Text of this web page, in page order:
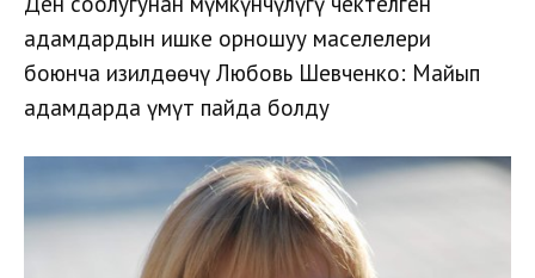
адамдардын ишке орношуу маселелери
боюнча изилдөөчү Любовь Шевченко: Майып
адамдарда үмүт пайда болду